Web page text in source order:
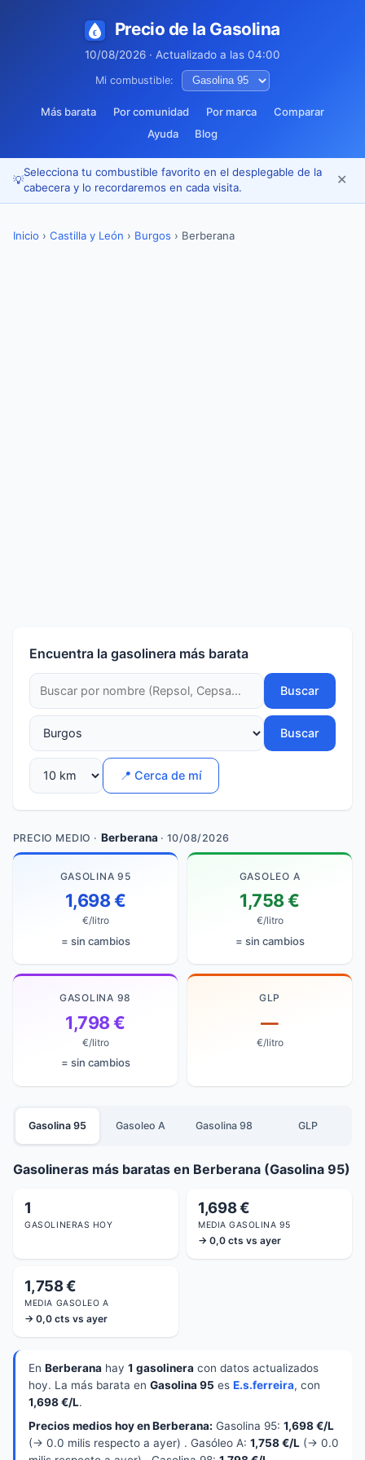
Precio de la Gasolina
10/08/2026 · Actualizado a las 04:00
Mi combustible:
Más barata Por comunidad Por marca
Comparar
Ayuda
Blog
💡
Selecciona tu combustible favorito en el desplegable de la
cabecera y lo recordaremos en cada visita.
✕
Inicio › Castilla y León › Burgos › Berberana
Encuentra la gasolinera más barata
Buscar
Buscar
📍 Cerca de mí
PRECIO MEDIO · Berberana · 10/08/2026
GASOLINA 95
1,698 €
€/litro
= sin cambios
GASOLEO A
1,758 €
€/litro
= sin cambios
GASOLINA 98
1,798 €
€/litro
= sin cambios
GLP
—
€/litro
Gasolina 95 Gasoleo A Gasolina 98 GLP
Gasolineras más baratas en Berberana (Gasolina 95)
1
GASOLINERAS HOY
1,698 €
MEDIA GASOLINA 95
→ 0,0 cts vs ayer
1,758 €
MEDIA GASOLEO A
→ 0,0 cts vs ayer
En Berberana hay 1 gasolinera con datos actualizados
hoy. La más barata en Gasolina 95 es E.s.ferreira, con
1,698 €/L.
Precios medios hoy en Berberana: Gasolina 95: 1,698 €/L
(→ 0.0 milis respecto a ayer) . Gasóleo A: 1,758 €/L (→ 0.0